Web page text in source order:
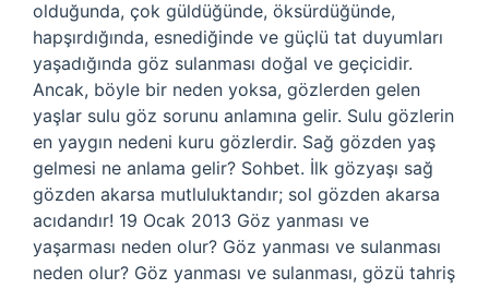
olduğunda, çok güldüğünde, öksürdüğünde,
hapşırdığında, esnediğinde ve güçlü tat duyumları
yaşadığında göz sulanması doğal ve geçicidir.
Ancak, böyle bir neden yoksa, gözlerden gelen
yaşlar sulu göz sorunu anlamına gelir. Sulu gözlerin
en yaygın nedeni kuru gözlerdir. Sağ gözden yaş
gelmesi ne anlama gelir? Sohbet. İlk gözyaşı sağ
gözden akarsa mutluluktandır; sol gözden akarsa
acıdandır! 19 Ocak 2013 Göz yanması ve
yaşarması neden olur? Göz yanması ve sulanması
neden olur? Göz yanması ve sulanması, gözü tahriş